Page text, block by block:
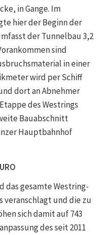
in Gange. Im
hier der Beginn der
der Tunnelbau 3,2
sind
in einer
wird per Schiff
dort an Abnehmer
des Westrings
Bauabschnitt
Hauptbahnhof
das gesamte Westring-
veranschlagt und die zu
sich damit auf 743
des seit 2011